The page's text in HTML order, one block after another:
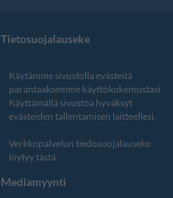
Tietosuojalauseke
Käytämme sivustolla evästeitä
parantaaksemme käyttökokemustasi.
Käyttämällä sivustoa hyväksyt
evästeiden tallentamisen laitteellesi.
Verkkopalvelun tiedosuojalauseke
löytyy tästä.
Mediamyynti